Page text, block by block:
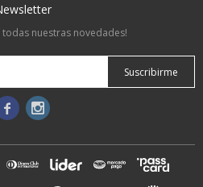
todas nuestras novedades!
Suscribirme
 